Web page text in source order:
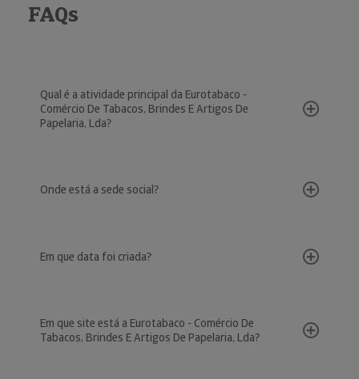
FAQs
Qual é a atividade principal da Eurotabaco -
Comércio De Tabacos, Brindes E Artigos De
Papelaria, Lda?
Onde está a sede social?
Em que data foi criada?
Em que site está a Eurotabaco - Comércio De
Tabacos, Brindes E Artigos De Papelaria, Lda?